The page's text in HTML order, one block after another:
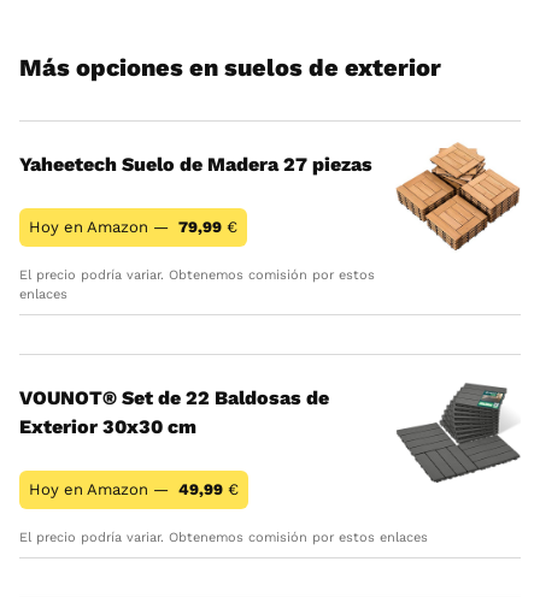
Más opciones en suelos de exterior
Yaheetech Suelo de Madera 27 piezas
Hoy en Amazon — 79,99 €
El precio podría variar. Obtenemos comisión por estos
enlaces
VOUNOT® Set de 22 Baldosas de
Exterior 30x30 cm
Hoy en Amazon — 49,99 €
El precio podría variar. Obtenemos comisión por estos enlaces